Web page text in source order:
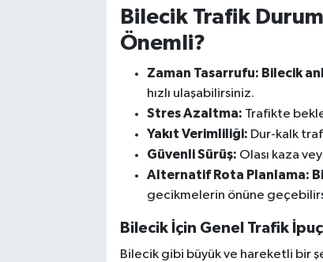
Bilecik Trafik
Önemli?
Zaman Tasarrufu: Bilecik
hızlı ulaşabilirsiniz.
Stres Azaltma: Trafikte
Yakıt Verimliliği: Dur-kalk
Güvenli Sürüş: Olası kaza
Alternatif Rota Planlama:
gecikmelerin önüne
Bilecik İçin Genel Trafik
Bilecik gibi büyük ve hareketli bir